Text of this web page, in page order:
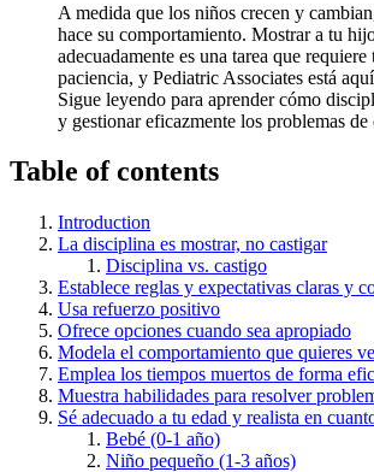
A medida que los niños crecen y
hace su comportamiento. Mostrar a tu
adecuadamente es una tarea que
paciencia, y Pediatric Associates está
Sigue leyendo para aprender cómo
y gestionar eficazmente los problemas de
Table of contents
Introduction
La disciplina es mostrar, no castigar
Disciplina vs. castigo
Establece reglas y expectativas claras y
Usa refuerzo positivo
Ofrece opciones cuando sea apropiado
Modela el comportamiento que quieres
Emplea los tiempos muertos de forma
Muestra habilidades para resolver
Sé adecuado a tu edad y realista en
Bebé (0-1 año)
Niño pequeño (1-3 años)